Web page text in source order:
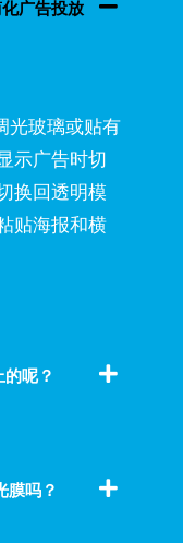
广告投放
光玻璃或贴有
示广告时切
换回透明模
贴海报和横
呢？
膜吗？